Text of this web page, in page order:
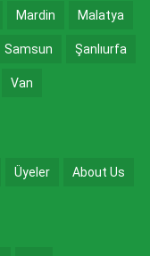
Mardin Malatya
Samsun Şanlıurfa
Van
Üyeler About Us